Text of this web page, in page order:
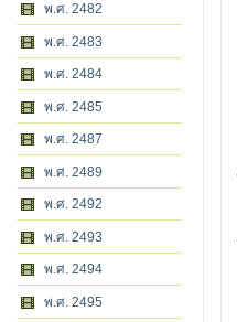
พ.ศ. 2482
พ.ศ. 2483
พ.ศ. 2484
พ.ศ. 2485
พ.ศ. 2487
พ.ศ. 2489
พ.ศ. 2492
พ.ศ. 2493
พ.ศ. 2494
พ.ศ. 2495